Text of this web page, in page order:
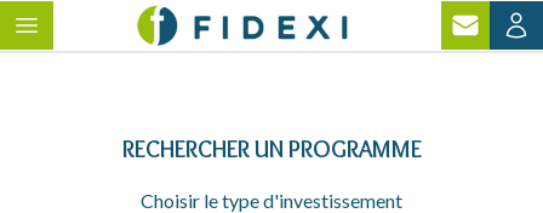
RECHERCHERUN PROGRAMME
Choisir le type d'investissement